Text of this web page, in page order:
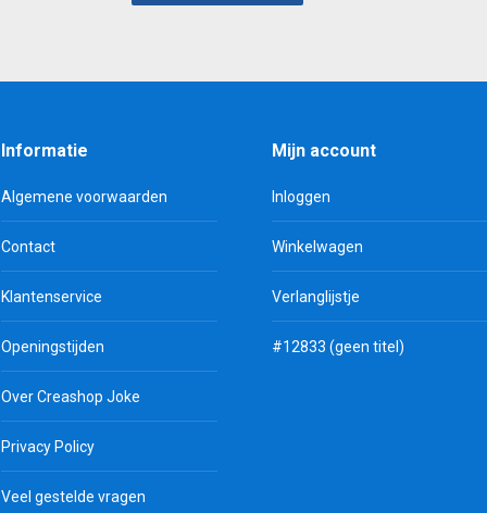
Informatie
Algemene voorwaarden
Contact
Klantenservice
Openingstijden
Over Creashop Joke
Privacy Policy
Veel gestelde vragen
Mijn account
Inloggen
Winkelwagen
Verlanglijstje
#12833 (geen titel)